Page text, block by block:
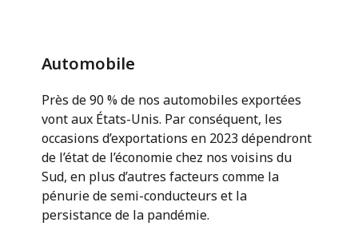
Automobile
Près de 90 % de nos automobiles exportées
vont aux États-Unis. Par conséquent, les
occasions d’exportations en 2023 dépendront
de l’état de l’économie chez nos voisins du
Sud, en plus d’autres facteurs comme la
pénurie de semi-conducteurs et la
persistance de la pandémie.